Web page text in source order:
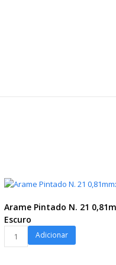
Arame Pintado N. 21
Escuro
Pintado
Adicionar